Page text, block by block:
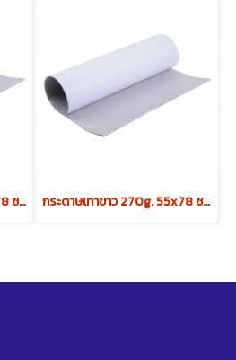
กระดาษเทาขาว 500g. 55x78 ซม. (50 แผ่น) กระดาษเทาขาว 270g. 55x78 ซม. (100 แผ่น)